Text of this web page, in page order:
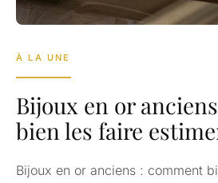
À LA UNE
Bijoux en or
bien les faire
Bijoux en or anciens : comment